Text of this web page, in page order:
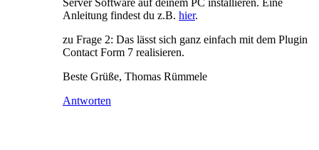
Anleitung findest du z.B. hier.
zu Frage 2: Das lässt sich ganz einfach mit dem Plugin
Contact Form 7 realisieren.
Beste Grüße, Thomas Rümmele
Antworten